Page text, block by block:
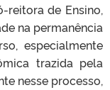
reitora de Ensino,
na permanência
especialmente
trazida pela
nesse processo,